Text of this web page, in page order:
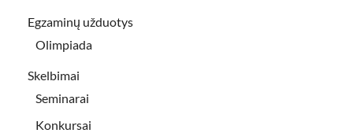
Egzaminų užduotys
Olimpiada
Skelbimai
Seminarai
Konkursai